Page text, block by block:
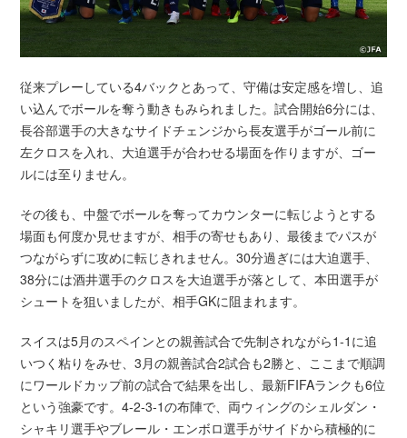
従来プレーしている4バックとあって、守備は安定感を増し、追
い込んでボールを奪う動きもみられました。試合開始6分には、
長谷部選手の大きなサイドチェンジから長友選手がゴール前に
左クロスを入れ、大迫選手が合わせる場面を作りますが、ゴー
ルには至りません。
その後も、中盤でボールを奪ってカウンターに転じようとする
場面も何度か見せますが、相手の寄せもあり、最後までパスが
つながらずに攻めに転じきれません。30分過ぎには大迫選手、
38分には酒井選手のクロスを大迫選手が落として、本田選手が
シュートを狙いましたが、相手GKに阻まれます。
スイスは5月のスペインとの親善試合で先制されながら1-1に追
いつく粘りをみせ、3月の親善試合2試合も2勝と、ここまで順調
にワールドカップ前の試合で結果を出し、最新FIFAランクも6位
という強豪です。4-2-3-1の布陣で、両ウィングのシェルダン・
シャキリ選手やブレール・エンボロ選手がサイドから積極的に